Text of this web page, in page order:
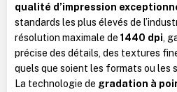
qualité d’impression
standards les plus élevés de
résolution maximale de 1440 dpi,
précise des détails, des textures
quels que soient les formats ou les
La technologie de gradation à